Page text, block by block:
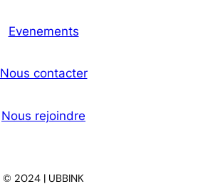
Evenements
Nous contacter
Nous rejoindre
© 2024 | UBBINK